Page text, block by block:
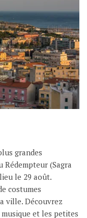
grandes
(Sagra
le 29 août.
costumes
ville. Découvrez
et les petites